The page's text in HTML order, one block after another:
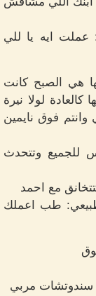
ايه يا للي
هي الصبح كانت
كالعادة لولا نيرة
وانتم فوق نايمين
للجميع وتتحدث
مع احمد
طبيعي: طب اعملك
مربي